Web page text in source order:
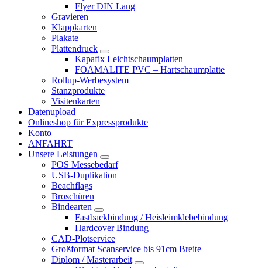
Flyer DIN Lang
Gravieren
Klappkarten
Plakate
Plattendruck
Kapafix Leichtschaumplatten
FOAMALITE PVC – Hartschaumplatte
Rollup-Werbesystem
Stanzprodukte
Visitenkarten
Datenupload
Onlineshop für Expressprodukte
Konto
ANFAHRT
Unsere Leistungen
POS Messebedarf
USB-Duplikation
Beachflags
Broschüren
Bindearten
Fastbackbindung / Heisleimklebebindung
Hardcover Bindung
CAD-Plotservice
Großformat Scanservice bis 91cm Breite
Diplom / Masterarbeit